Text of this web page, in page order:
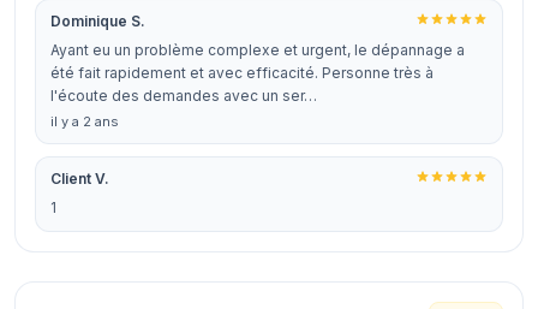
Dominique S.
Ayant eu un problème complexe et urgent, le dépannage a
été fait rapidement et avec efficacité. Personne très à
l'écoute des demandes avec un ser…
il y a 2 ans
Client V.
1